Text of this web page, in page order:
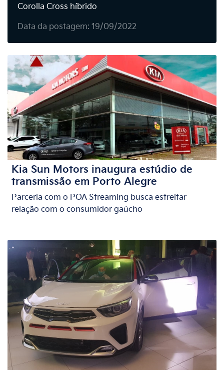
Corolla Cross híbrido
Data da postagem: 19/09/2022
Kia Sun Motors inaugura estúdio de
transmissão em Porto Alegre
Parceria com o POA Streaming busca estreitar
relação com o consumidor gaúcho